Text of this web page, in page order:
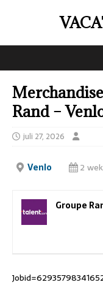
Rand –
juli 27, 2026
Venlo 2
Groupe